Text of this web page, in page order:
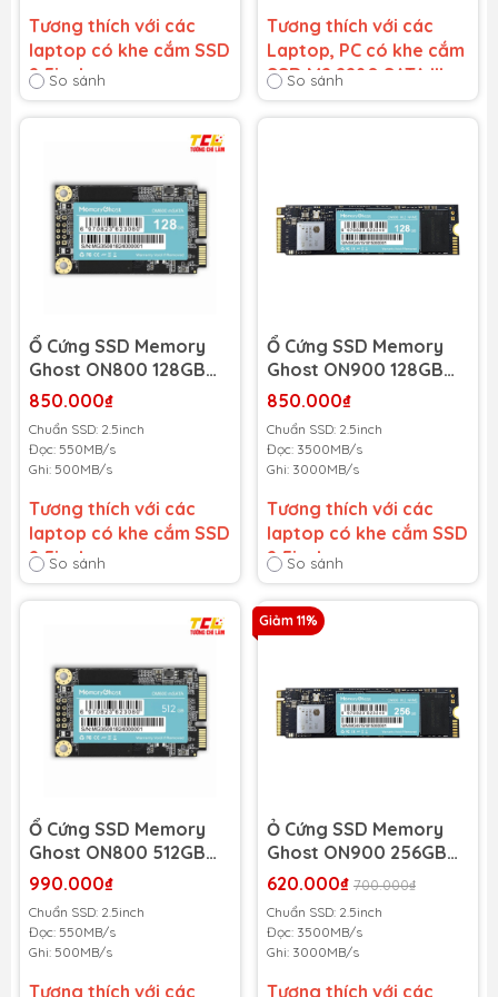
Tương thích với các
laptop có khe cắm SSD
2.5inch
Bảo hành 36 tháng-
Cam kết bảo hành uy tín
Lỗi 1 đổi 1 trong suốt thời
gian bảo hành
So sánh
Tương thích với các
Laptop, PC có khe cắm
SSD M2 2280 SATA III
Bảo hành 36 tháng-
gian bảo hành
So sánh
Ổ Cứng SSD Memory
Ghost ON800 128GB
M2 2280 SATAII
GB) (Đọc 550MB/s -
Ghi 500MB/s)
850.000₫
Chuẩn SSD: 2.5inch
Đọc: 550MB/s
Ghi: 500MB/s
Tương thích với các
laptop có khe cắm SSD
2.5inch
Bảo hành 36 tháng-
Cam kết bảo hành uy tín
Lỗi 1 đổi 1 trong suốt thời
gian bảo hành
So sánh
Ổ Cứng SSD Memory
Ghost ON900 128GB
M2 2280 NVMe PCIe
(MGON900M2NVME128
GB) (Đọc 3500MB/s -
850.000₫
Chuẩn SSD: 2.5inch
Đọc: 3500MB/s
Ghi: 3000MB/s
Tương thích với các
laptop có khe cắm SSD
2.5inch
Bảo hành 36 tháng-
Cam kết bảo hành uy tín
gian bảo hành
So sánh
Ổ Cứng SSD Memory
Ghost ON800 512GB
M2 2280 SATA III
GB) (Đọc 550MB/s -
Ghi 500MB/s)
990.000₫
Chuẩn SSD: 2.5inch
Đọc: 550MB/s
Ghi: 500MB/s
Tương thích với các
Giảm 11%
Ỏ Cứng SSD Memory
Ghost ON900 256GB
M2 2280 NVMe PCIe
(MGON900M2NVME256
GB) (Đọc 3500MB/s -
620.000₫ 700.000₫
Chuẩn SSD: 2.5inch
Đọc: 3500MB/s
Ghi: 3000MB/s
Tương thích với các